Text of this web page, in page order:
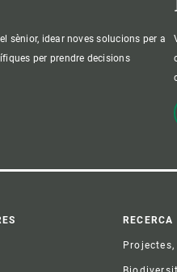
sènior, idear noves solucions per a
per prendre decisions
RECERCA